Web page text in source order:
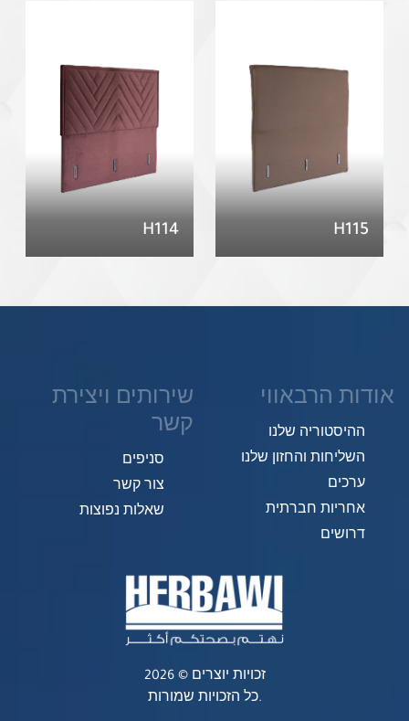
H115
H114
אודות הרבאווי
ההיסטוריה שלנו
השליחות והחזון שלנו
ערכים
אחריות חברתית
דרושים
שירותים ויצירת
קשר
סניפים
צור קשר
שאלות נפוצות
זכויות יוצרים © 2026
כל הזכויות שמורות.